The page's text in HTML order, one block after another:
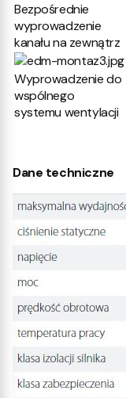
Bezpośrednie
wyprowadzenie
kanału na zewnątrz
Wyprowadzenie do
wspólnego
systemu wentylacji
Dane techniczne